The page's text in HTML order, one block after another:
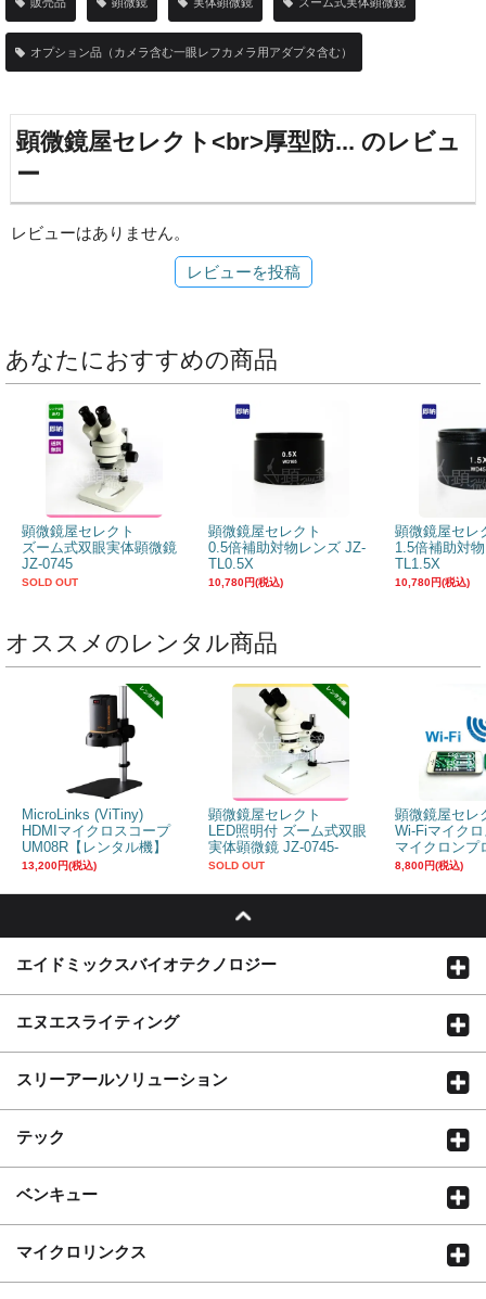
オプション品（カメラ含む一眼レフカメラ用アダプタ含む）
顕微鏡屋セレクト<br>厚型防... のレビュ
ー
レビューはありません。
レビューを投稿
あなたにおすすめの商品
顕微鏡屋セレクト
ズーム式双眼実体顕微鏡
JZ-0745
SOLD OUT
顕微鏡屋セレクト
0.5倍補助対物レンズ JZ-
TL0.5X
10,780円(税込)
顕微鏡屋セレ
1.5倍補助対
TL1.5X
10,780円(税込)
オススメのレンタル商品
MicroLinks (ViTiny)
HDMIマイクロスコープ
UM08R【レンタル機】
13,200円(税込)
顕微鏡屋セレクト
LED照明付 ズーム式双眼
実体顕微鏡 JZ-0745-
LR【レンタル機】
SOLD OUT
顕微鏡屋セレ
Wi-Fiマイク
マイクロンプ
130HWUR【
8,800円(税込)
エイドミックスバイオテクノロジー
エヌエスライティング
スリーアールソリューション
テック
ベンキュー
マイクロリンクス